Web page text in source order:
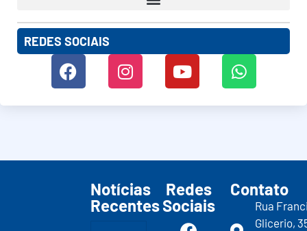
REDES SOCIAIS
Notícias
Recentes
Redes
Sociais
Contato
Rua
Glicerio,